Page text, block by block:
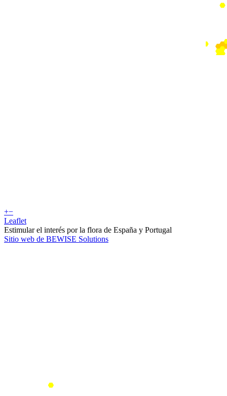
+−
Leaflet
Estimular el interés por la flora de España y Portugal
Sitio web de BEWISE Solutions